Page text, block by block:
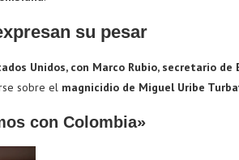
su pesar
Unidos, con Marco Rubio, secretario de
sobre el magnicidio de Miguel Uribe
con Colombia»